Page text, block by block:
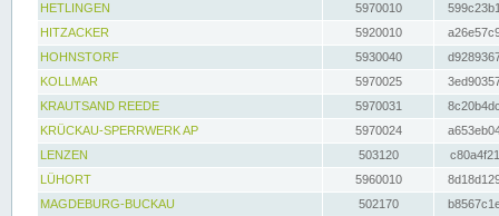
HETLINGEN
5970010
HITZACKER
5920010
HOHNSTORF
5930040
KOLLMAR
5970025
KRAUTSAND REEDE
5970031
KRÜCKAU-SPERRWERK AP
5970024
LENZEN
503120
LÜHORT
5960010
MAGDEBURG-BUCKAU
502170